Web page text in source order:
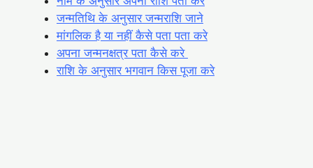
जन्मतिथि के अनुसार जन्मराशि जाने
मांगलिक है या नहीं कैसे पता पता करे
अपना जन्मनक्षत्र पता कैसे करे
राशि के अनुसार भगवान किस पूजा करे